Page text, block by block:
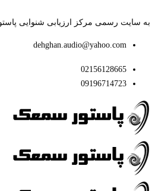
به سایت رسمی مرکز ارزیابی شنوایی
dehghan.audio@yahoo.com
02156128665
09196714723